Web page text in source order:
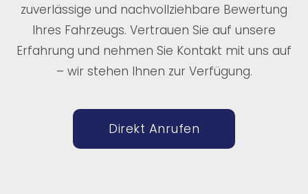
zuverlässige und nachvollziehbare Bewertung
Ihres Fahrzeugs. Vertrauen Sie auf unsere
Erfahrung und nehmen Sie Kontakt mit uns auf
– wir stehen Ihnen zur Verfügung.
Direkt Anrufen